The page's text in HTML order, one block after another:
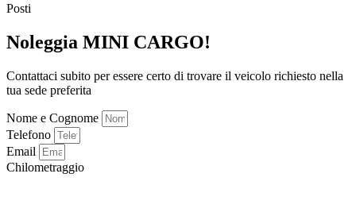
Posti
Noleggia MINI CARGO!
Contattaci subito per essere certo di trovare il veicolo richiesto nella
tua sede preferita
Nome e Cognome
Telefono
Email
Chilometraggio